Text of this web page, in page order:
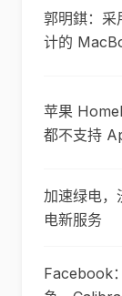
郭明錤：采
计的
苹果
都不支持
加速绿电，
电新服务
Facebook